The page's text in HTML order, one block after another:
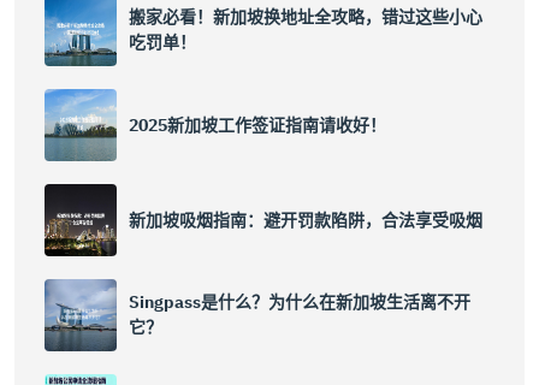
搬家必看！新加坡换地址全攻略，错过这些小心
吃罚单！
2025新加坡工作签证指南请收好！
新加坡吸烟指南：避开罚款陷阱，合法享受吸烟
Singpass是什么？为什么在新加坡生活离不开
它？